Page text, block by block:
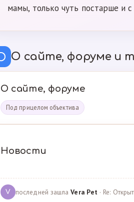
мамы, только чуть постарше и
О сайте, форуме и
О сайте, форуме
Под прицелом объектива
Новости
V последней зашлаVera Pet · Re: